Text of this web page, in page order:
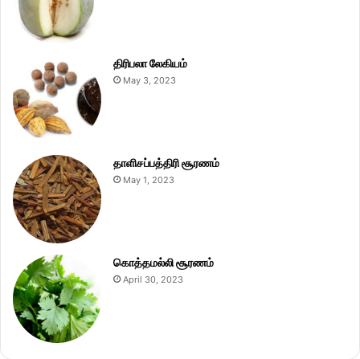
திரிபலா லேகியம்
May 3, 2023
தாளிசப்பத்திரி சூரணம்
May 1, 2023
கொத்தமல்லி சூரணம்
April 30, 2023